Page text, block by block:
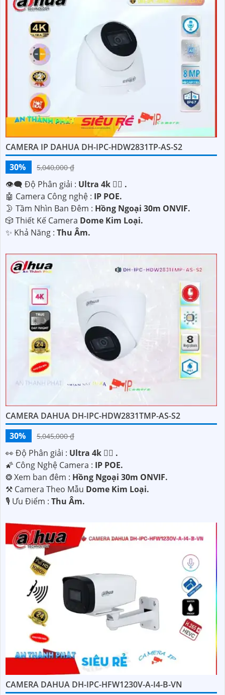
CAMERA IP DAHUA DH-IPC-HDW2831TP-AS-S2
30%
5,040,000 ₫
👁️‍🗨 Độ Phân giải : Ultra 4k 👍🏾 .
🤖️ Camera Công nghệ : IP POE.
🌛 Tầm Nhìn Ban Đêm : Hồng Ngoại 30m ONVIF.
🎲 Thiết Kế Camera Dome Kim Loại.
️✨ Khả Năng : Thu Âm.
CAMERA DAHUA DH-IPC-HDW2831TMP-AS-S2
30%
5,045,000 ₫
️👀 Độ Phân giải : Ultra 4k 👍🏾 .
🌠 Công Nghệ Camera : IP POE.
❂ Xem ban đêm : Hồng Ngoại 30m ONVIF.
⚒ Camera Theo Mẫu Dome Kim Loại.
️🎙 Ưu Điểm : Thu Âm.
CAMERA DAHUA DH-IPC-HFW1230V-A-I4-B-VN